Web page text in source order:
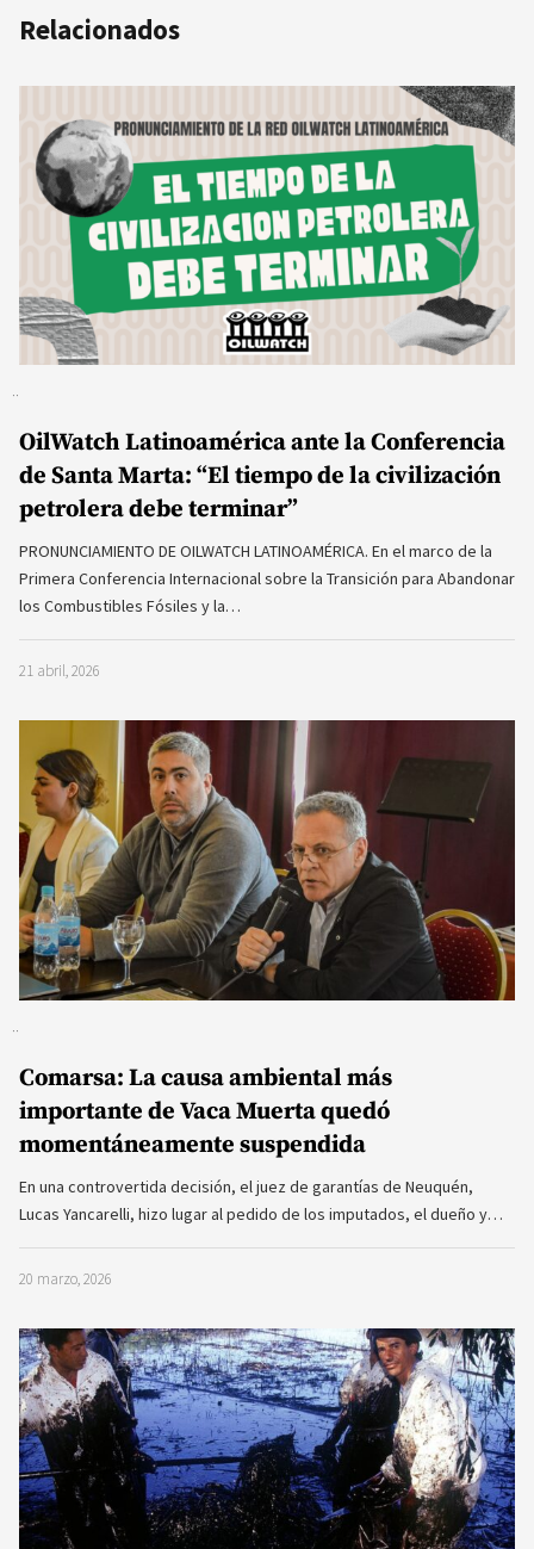
Relacionados
OilWatch Latinoamérica ante la Conferencia
de Santa Marta: “El tiempo de la civilización
petrolera debe terminar”
PRONUNCIAMIENTO DE OILWATCH LATINOAMÉRICA. En el marco de la
Primera Conferencia Internacional sobre la Transición para Abandonar
los Combustibles Fósiles y la…
21 abril, 2026
Comarsa: La causa ambiental más
importante de Vaca Muerta quedó
momentáneamente suspendida
En una controvertida decisión, el juez de garantías de Neuquén,
Lucas Yancarelli, hizo lugar al pedido de los imputados, el dueño y…
20 marzo, 2026